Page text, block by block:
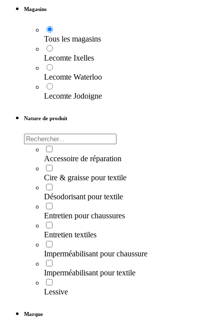
Magasins
Tous les magasins
Lecomte Ixelles
Lecomte Waterloo
Lecomte Jodoigne
Nature de produit
Accessoire de réparation
Cire & graisse pour textile
Désodorisant pour textile
Entretien pour chaussures
Entretien textiles
Imperméabilisant pour chaussure
Imperméabilisant pour textile
Lessive
Marque